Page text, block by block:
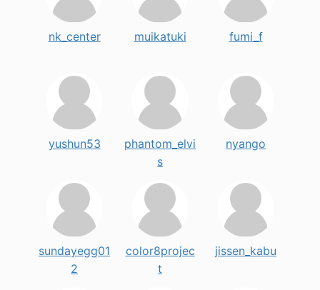
nk_center muikatuki fumi_f
yushun53
phantom_elvi
s
nyango
sundayegg01
2
color8projec
t
jissen_kabu